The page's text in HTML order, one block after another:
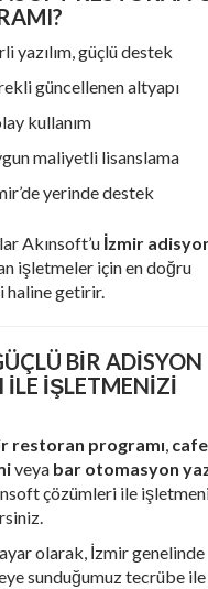
yazılım, güçlü destek
güncellenen altyapı
kullanım
maliyetli lisanslama
yerinde destek
Akınsoft’u İzmir
işletmeler için en doğru
haline getirir.
BIR ADISYON
İŞLETMENIZI
restoran programı, cafe
veya bar otomasyon
çözümleri ile
olarak, İzmir genelinde
sunduğumuz tecrübe ile